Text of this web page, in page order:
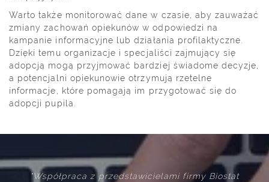
Warto także monitorować dane w czasie, aby zauważać
zmiany zachowań opiekunów w odpowiedzi na
kampanie informacyjne lub działania profilaktyczne.
Dzięki temu organizacje i specjaliści zajmujący się
adopcją mogą przyjmować bardziej świadome decyzje,
a potencjalni opiekunowie otrzymują rzetelne
informacje, które pomagają im przygotować się do
adopcji pupila.
firmy Biostat
"Firma Biostat wywiązuje się z